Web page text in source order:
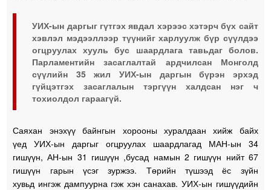
УИХ-ын даргыг гүтгэх явдал хэрээс хэтэрч бүх сайт
хэвлэл мэдээллээр түүнийг харлуулж бүр сүүлдээ
огцруулах хууль бус шаардлага тавьдаг болов.
Парламентийн засаглалтай ардчилсан Монголд
сүүлийн 35 жил УИХ-ын даргын бүрэн эрхэд
гүйцэтгэх засаглалын тэргүүн халдсан нэг ч
тохиолдол гараагүй.
Саяхан энэхүү байнгын хорооны хуралдаан хийж байх
үед УИХ-ын даргыг огцруулах шаардлагад МАН-ын 34
гишүүн, АН-ын 31 гишүүн ,бусад намын 2 гишүүн нийт 67
гишүүн гарын үсэг зуржээ. Төрийн түшээд ёс зүйн
хувьд ингэж дампуурна гэж хэн санахав. УИХ-ын гишүүдийн